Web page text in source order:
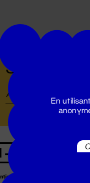
Suivez
En